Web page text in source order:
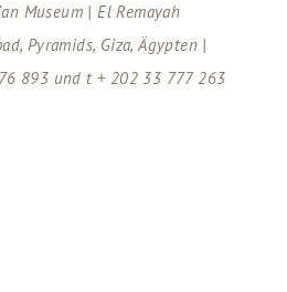
Museum | El Remayah
Pyramids, Giza, Ägypten |
893 und t + 202 33 777 263